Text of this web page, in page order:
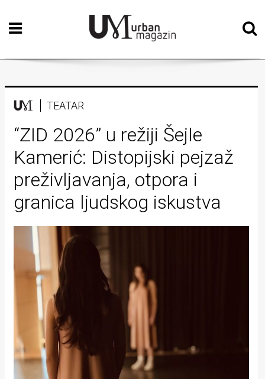
Početna
Vizualne
Teatar
Književnost
Muzika
Film
Intervju
Kolumne
Kultura
Lifestyle
Beauty
Fashion
Zdravlje
TEATAR
“ZID 2026” u režiji Šejle
Kamerić: Distopijski pejzaž
preživljavanja, otpora i
granica ljudskog iskustva